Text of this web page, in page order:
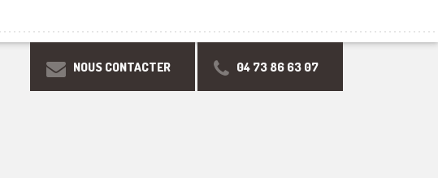
NOUS CONTACTER 04 73 86 63 07